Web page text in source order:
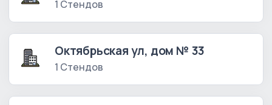
1 Стендов
Октябрьская ул, дом № 33
1 Стендов